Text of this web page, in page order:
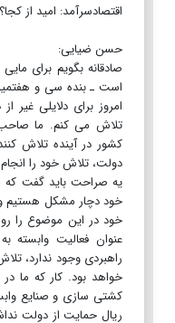
اقتصادسرآمد: امید از کجا؟
حسن ضیایی:
صادقانه بگویم برای
است ـ بنده سی و
امروز برای دلایلی
تلاش می کنم. ما صاحب
کشور در آینده تلاش
دولت، تلاش خود را
یه صراحت باید گفت که
خود دچار مشکل هستیم و
خود در این موضوع را
عنوان فعالیت وابسته
راهبردی وجود ندارد،
خواهد بود. کار که ما
کشتی سازی و صنایع
ریال حمایت از دولت